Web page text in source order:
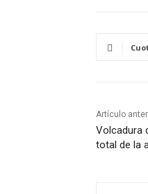
Artículo
Volcadura
total de la